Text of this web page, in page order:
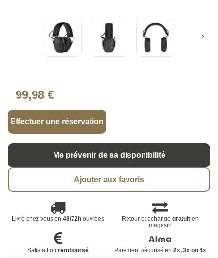
99,98 €
Effectuer une réservation
Me prévenir de sa disponibilité
Ajouter aux favoris
Livré chez vous en 48/72houvrées Retour et échangegratuit en
magasin
Satisfait ou remboursé Paiement sécurisé en 2x, 3x ou 4x